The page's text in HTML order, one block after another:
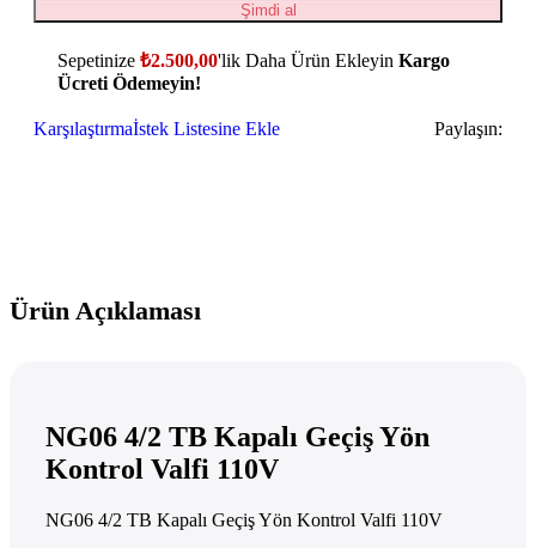
Şimdi al
Sepetinize ₺2.500,00'lik Daha Ürün Ekleyin Kargo
Ücreti Ödemeyin!
Karşılaştırmaİstek Listesine Ekle Paylaşın:
Ürün Açıklaması
NG06 4/2 TB Kapalı Geçiş Yön
Kontrol Valfi 110V
NG06 4/2 TB Kapalı Geçiş Yön Kontrol Valfi 110V